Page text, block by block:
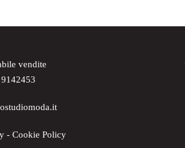
vendite
-Cookie Policy